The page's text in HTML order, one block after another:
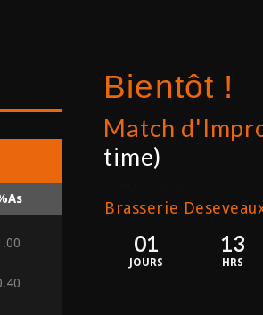
Bientôt !
Match
time)
Brasserie
01
JOURS
13
HRS